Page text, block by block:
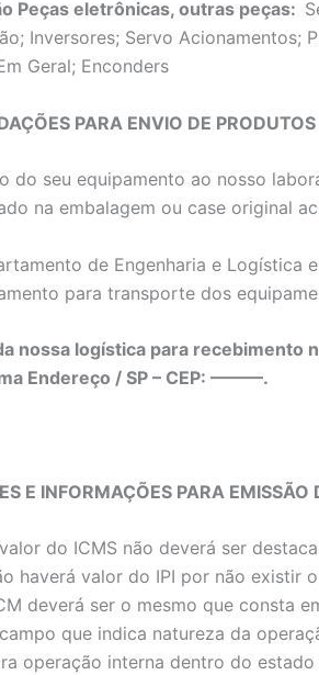
Peças eletrônicas, outras peças:
Inversores; Servo Acionamentos;
Geral; Enconders
PARA ENVIO DE PRODUTOS
do seu equipamento ao nosso
na embalagem ou case original
de Engenharia e Logística
para transporte dos
nossa logística para recebimento
Endereço / SP – CEP: ———.
E INFORMAÇÕES PARA
do ICMS não deverá ser
haverá valor do IPI por não existir
deverá ser o mesmo que consta
que indica natureza da
operação interna dentro do